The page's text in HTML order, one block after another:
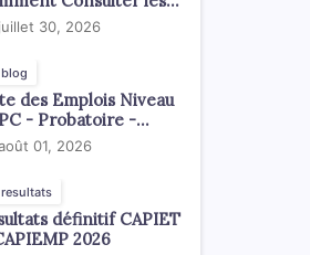
?
juillet 30, 2026
blog
des Emplois Niveau
- Probatoire -
dispoblible
01, 2026
resultats
définitif CAPIET
2026